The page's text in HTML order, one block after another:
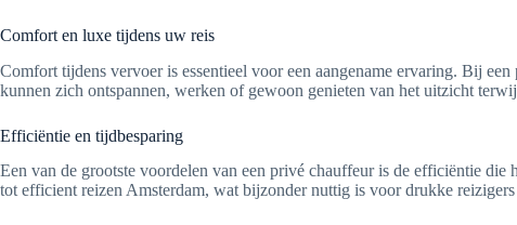
Comfort en luxe tijdens uw reis
Comfort tijdens vervoer is essentieel voor een aangename ervaring. Bij
kunnen zich ontspannen, werken of gewoon genieten van het uitzicht
Efficiëntie en tijdbesparing
Een van de grootste voordelen van een privé chauffeur is de efficiëntie
tot efficient reizen Amsterdam, wat bijzonder nuttig is voor drukke